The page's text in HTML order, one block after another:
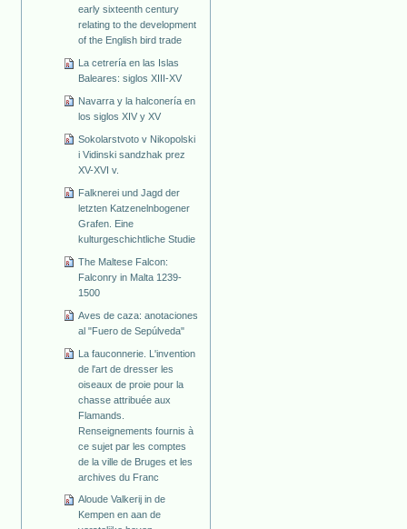
early sixteenth century
relating to the development
of the English bird trade
La cetrería en las Islas
Baleares: siglos XIII-XV
Navarra y la halconería en
los siglos XIV y XV
Sokolarstvoto v Nikopolski
i Vidinski sandzhak prez
XV-XVI v.
Falknerei und Jagd der
letzten Katzenelnbogener
Grafen. Eine
kulturgeschichtliche Studie
The Maltese Falcon:
Falconry in Malta 1239-
1500
Aves de caza: anotaciones
al "Fuero de Sepúlveda"
La fauconnerie. L'invention
de l'art de dresser les
oiseaux de proie pour la
chasse attribuée aux
Flamands.
Renseignements fournis à
ce sujet par les comptes
de la ville de Bruges et les
archives du Franc
Aloude Valkerij in de
Kempen en aan de